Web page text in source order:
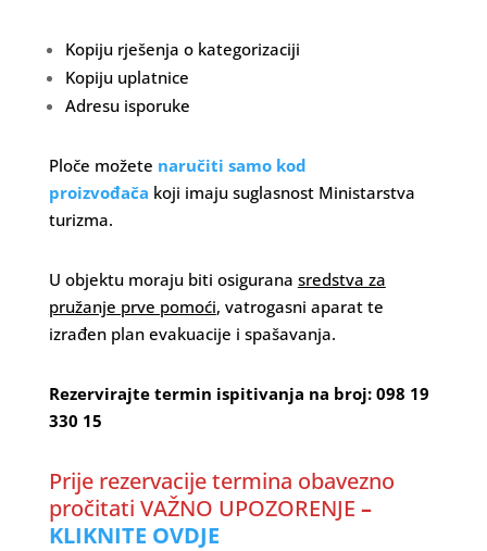
Kopiju rješenja o kategorizaciji
Kopiju uplatnice
Adresu isporuke
Ploče možete naručiti samo kod
proizvođača koji imaju suglasnost Ministarstva
turizma.
U objektu moraju biti osigurana sredstva za
pružanje prve pomoći, vatrogasni aparat te
izrađen plan evakuacije i spašavanja.
Rezervirajte termin ispitivanja na broj: 098 19
330 15
Prije rezervacije termina obavezno
pročitati VAŽNO UPOZORENJE –
KLIKNITE OVDJE